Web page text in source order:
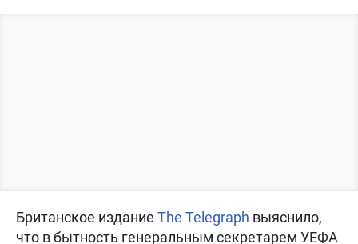
Британское издание The Telegraph выяснило,
что в бытность генеральным секретарем УЕФА